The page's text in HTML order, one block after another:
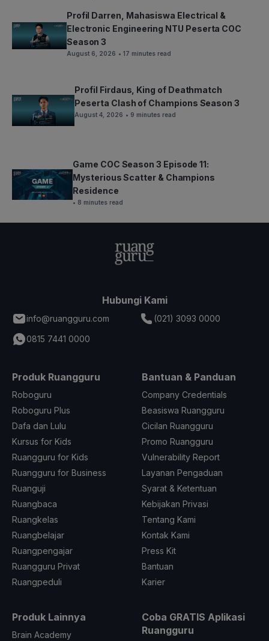
Profil Darren, Mahasiswa Electrical &
Electronic Engineering NTU Peserta COC
Season 3
August 6, 2026 • 17 minutes read
Profil Firdaus, King of Deathmatch
Peserta Clash of Champions Season 3
August 4, 2026 • 9 minutes read
Game COC Season 3 Episode 11:
Mysterious Scatter & Champions
Residence
• 8 minutes read
Hubungi Kami
info@ruangguru.com
(021) 3093 0000
0815 7441 0000
Produk Ruangguru
Roboguru
Roboguru Plus
Dafa dan Lulu
Kursus for Kids
Ruangguru for Kids
Ruangguru for Business
Ruanguji
Ruangbaca
Ruangkelas
Ruangbelajar
Ruangpengajar
Ruangguru Privat
Ruangpeduli
Bantuan & Panduan
Company Credentials
Beasiswa Ruangguru
Cicilan Ruangguru
Promo Ruangguru
Vulnerability Report
Layanan Pengaduan
Syarat & Ketentuan
Kebijakan Privasi
Tentang Kami
Kontak Kami
Press Kit
Bantuan
Karier
Produk Lainnya
Brain Academy
Coba GRATIS Aplikasi
Ruangguru